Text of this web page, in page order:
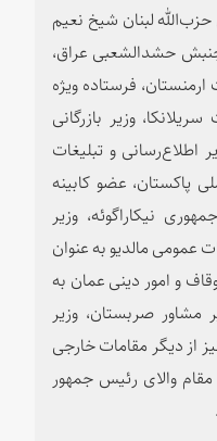
لبنان شیخ نعیم
حشد‌الشعبی عراق،
فرستاده ویژه
وزیر بازرگانی
اطلاع‌رسانی و تبلیغات
پاکستان، عضو کابینه
نیکاراگوئه، وزیر
مالدیو به عنوان
و امور دینی عمان به
مشاور صربستان، وزیر
از دیگر مقامات خارجی
والای رئیس جمهور